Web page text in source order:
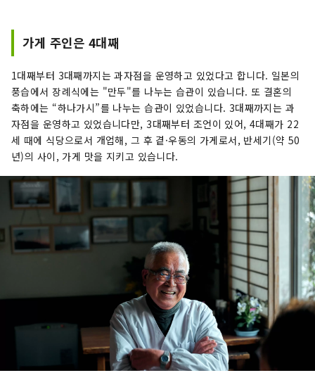
가게 주인은 4대째
1대째부터 3대째까지는 과자점을 운영하고 있었다고 합니다. 일본의
풍습에서 장례식에는 "만두"를 나누는 습관이 있습니다. 또 결혼의
축하에는 “하나가시”를 나누는 습관이 있었습니다. 3대째까지는 과
자점을 운영하고 있었습니다만, 3대째부터 조언이 있어, 4대째가 22
세 때에 식당으로서 개업해, 그 후 곁·우동의 가게로서, 반세기(약 50
년)의 사이, 가게 맛을 지키고 있습니다.